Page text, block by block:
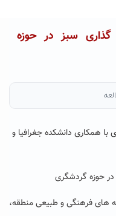
سبز در حوزه
با همکاری دانشکده جغرافیا و
حوزه گردشگری
های فرهنگی و طبیعی منطقه،